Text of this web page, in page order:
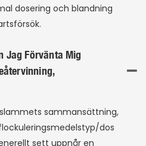
dosering och blandning
Jag Förvänta Mig
sammansättning,
dos
sett uppnår en